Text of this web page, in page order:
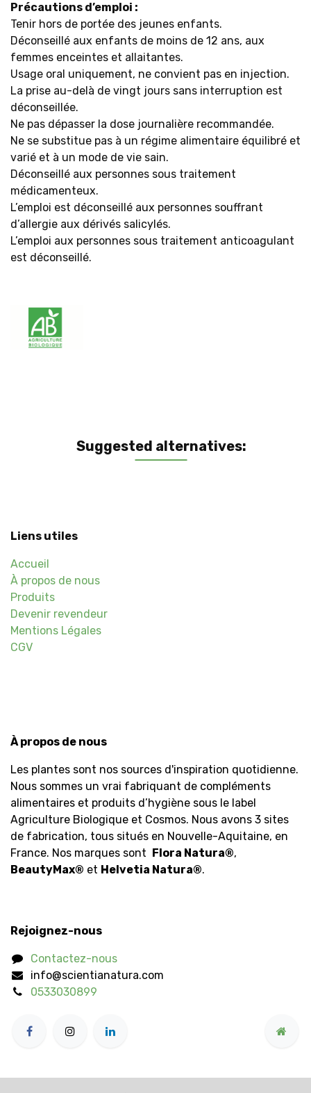
Précautions d’emploi :
Tenir hors de portée des jeunes enfants.
Déconseillé aux enfants de moins de 12 ans, aux
femmes enceintes et allaitantes.
Usage oral uniquement, ne convient pas en injection.
La prise au-delà de vingt jours sans interruption est
déconseillée.
Ne pas dépasser la dose journalière recommandée.
Ne se substitue pas à un régime alimentaire équilibré et
varié et à un mode de vie sain.
Déconseillé aux personnes sous traitement
médicamenteux.
L’emploi est déconseillé aux personnes souffrant
d’allergie aux dérivés salicylés.
L’emploi aux personnes sous traitement anticoagulant
est déconseillé.
Suggested alternatives:
Liens utiles
Accueil
À propos de nous
Produits
Devenir revendeur
Mentions Légales
CGV
À propos de nous
Les plantes sont nos sources d'inspiration quotidienne.
Nous sommes un vrai fabriquant de compléments
alimentaires et produits d’hygiène sous le label
Agriculture Biologique et Cosmos. Nous avons 3 sites
de fabrication, tous situés en Nouvelle-Aquitaine, en
France. Nos marques sont
Flora Natura®,
BeautyMax® et Helvetia Natura®.
Rejoignez-nous
Contactez-nous
info@scientianatura.com
0533030899